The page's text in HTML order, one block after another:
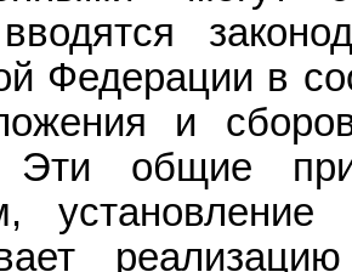
Федерации в
и
Эти общие